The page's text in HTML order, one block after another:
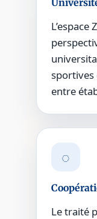
L’espace
sportives
entre
◌
Le traité